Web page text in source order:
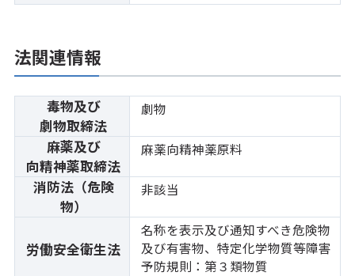
法関連情報
毒物及び
劇物取締法
劇物
麻薬及び
向精神薬取締法
麻薬向精神薬原料
消防法（危険
物）
非該当
労働安全衛生法
名称を表示及び通知すべき危険物
及び有害物、特定化学物質等障害
予防規則：第３類物質